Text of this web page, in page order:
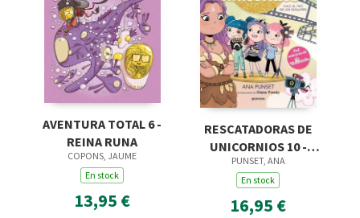
AVENTURA TOTAL 6 -
REINA RUNA
COPONS, JAUME
En stock
13,95 €
RESCATADORAS DE
UNICORNIOS 10 -
VIAJE AL PAÍS DE LOS
GIGANTES
PUNSET, ANA
En stock
16,95 €